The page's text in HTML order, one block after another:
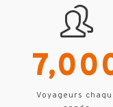
Voyageurs